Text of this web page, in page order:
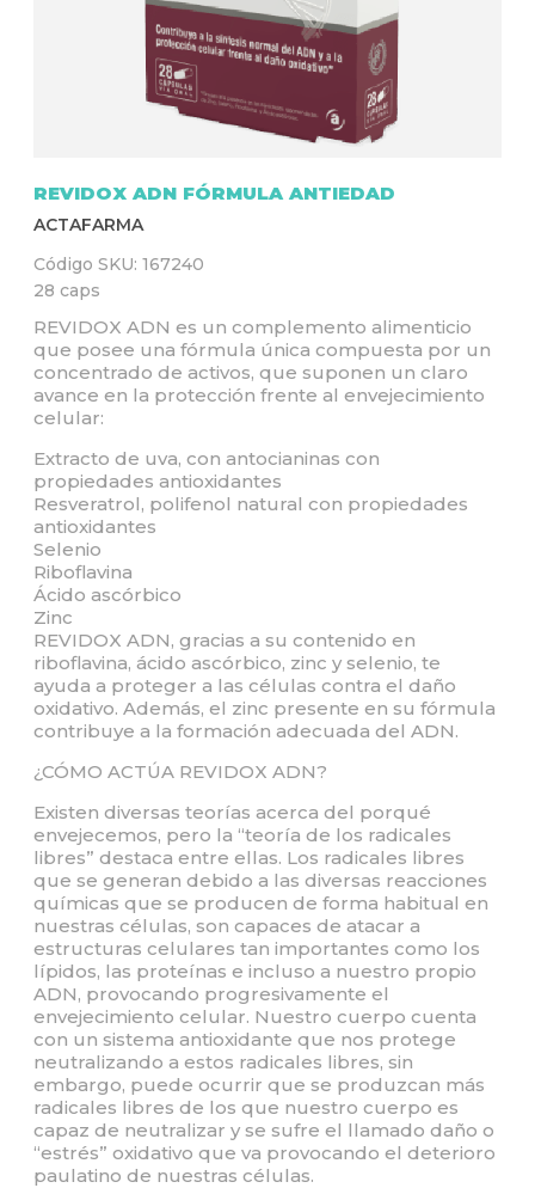
REVIDOX ADN FÓRMULA ANTIEDAD
ACTAFARMA
Código SKU: 167240
28 caps
REVIDOX ADN es un complemento alimenticio
que posee una fórmula única compuesta por un
concentrado de activos, que suponen un claro
avance en la protección frente al envejecimiento
celular:
Extracto de uva, con antocianinas con
propiedades antioxidantes
Resveratrol, polifenol natural con propiedades
antioxidantes
Selenio
Riboflavina
Ácido ascórbico
Zinc
REVIDOX ADN, gracias a su contenido en
riboflavina, ácido ascórbico, zinc y selenio, te
ayuda a proteger a las células contra el daño
oxidativo. Además, el zinc presente en su fórmula
contribuye a la formación adecuada del ADN.
¿CÓMO ACTÚA REVIDOX ADN?
Existen diversas teorías acerca del porqué
envejecemos, pero la “teoría de los radicales
libres” destaca entre ellas. Los radicales libres
que se generan debido a las diversas reacciones
químicas que se producen de forma habitual en
nuestras células, son capaces de atacar a
estructuras celulares tan importantes como los
lípidos, las proteínas e incluso a nuestro propio
ADN, provocando progresivamente el
envejecimiento celular. Nuestro cuerpo cuenta
con un sistema antioxidante que nos protege
neutralizando a estos radicales libres, sin
embargo, puede ocurrir que se produzcan más
radicales libres de los que nuestro cuerpo es
capaz de neutralizar y se sufre el llamado daño o
“estrés” oxidativo que va provocando el deterioro
paulatino de nuestras células.